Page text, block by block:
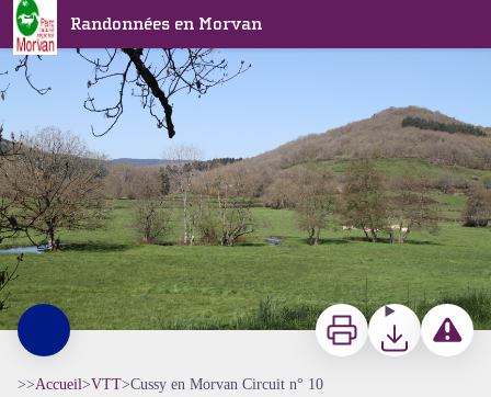
Randonnées en Morvan
Cussy en Morvan Circuit n° 10
Paysage Cussy en Morvan - A Millot Pnr Morvan
ImprimerTéléchargerSignaler
>>Accueil>VTT>Cussy en Morvan Circuit n° 10